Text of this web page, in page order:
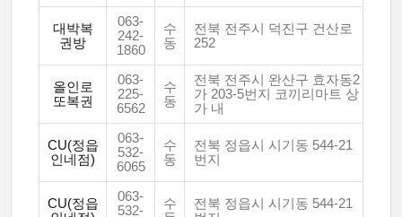
대박복
권방
063-
242-
1860
수
동
전북 전주시 덕진구 건산로
252
올인로
또복권
063-
225-
6562
수
동
전북 전주시 완산구 효자동2
가 203-5번지 코끼리마트 상
가 내
CU(정읍
인네점)
063-
532-
6065
수
동
전북 정읍시 시기동 544-21
번지
CU(정읍
063-
532-
수
전북 정읍시 시기동 544-21